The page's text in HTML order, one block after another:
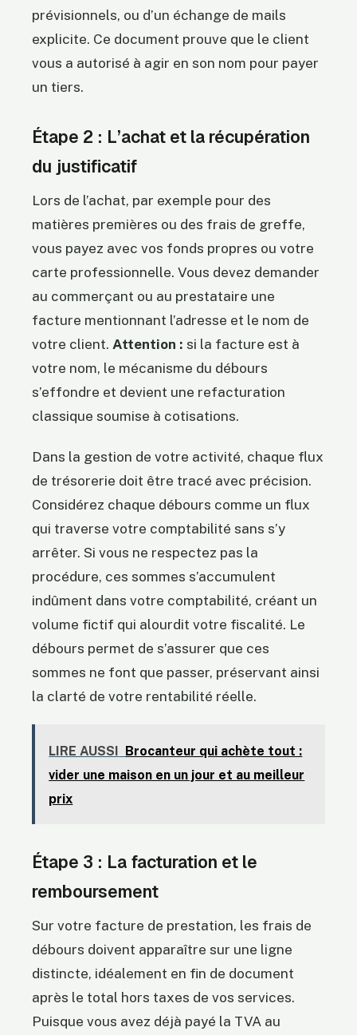
prévisionnels, ou d’un échange de mails
explicite. Ce document prouve que le client
vous a autorisé à agir en son nom pour payer
un tiers.
Étape 2 : L’achat et la récupération
du justificatif
Lors de l’achat, par exemple pour des
matières premières ou des frais de greffe,
vous payez avec vos fonds propres ou votre
carte professionnelle. Vous devez demander
au commerçant ou au prestataire une
facture mentionnant l’adresse et le nom de
votre client. Attention : si la facture est à
votre nom, le mécanisme du débours
s’effondre et devient une refacturation
classique soumise à cotisations.
Dans la gestion de votre activité, chaque flux
de trésorerie doit être tracé avec précision.
Considérez chaque débours comme un flux
qui traverse votre comptabilité sans s’y
arrêter. Si vous ne respectez pas la
procédure, ces sommes s’accumulent
indûment dans votre comptabilité, créant un
volume fictif qui alourdit votre fiscalité. Le
débours permet de s’assurer que ces
sommes ne font que passer, préservant ainsi
la clarté de votre rentabilité réelle.
LIRE AUSSI Brocanteur qui achète tout :
vider une maison en un jour et au meilleur
prix
Étape 3 : La facturation et le
remboursement
Sur votre facture de prestation, les frais de
débours doivent apparaître sur une ligne
distincte, idéalement en fin de document
après le total hors taxes de vos services.
Puisque vous avez déjà payé la TVA au